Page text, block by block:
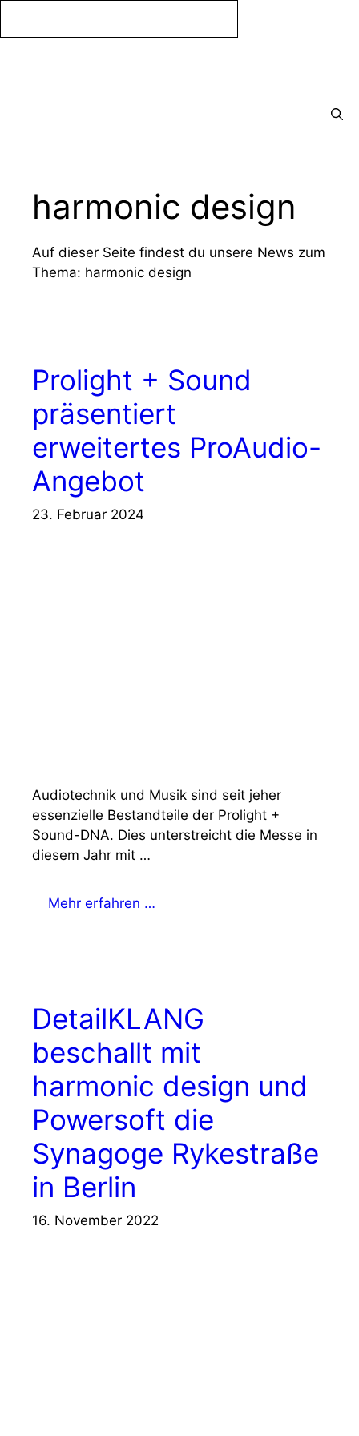
harmonic design
Auf dieser Seite findest du unsere News zum
Thema: harmonic design
Prolight + Sound
präsentiert
erweitertes ProAudio-
Angebot
23. Februar 2024
Audiotechnik und Musik sind seit jeher
essenzielle Bestandteile der Prolight +
Sound-DNA. Dies unterstreicht die Messe in
diesem Jahr mit …
Mehr erfahren …
DetailKLANG
beschallt mit
harmonic design und
Powersoft die
Synagoge Rykestraße
in Berlin
16. November 2022